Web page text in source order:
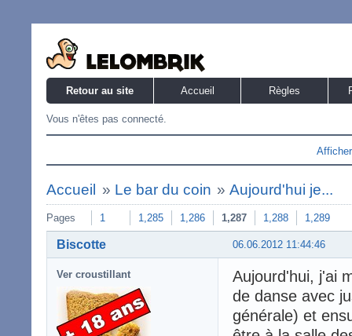
Retour au site Accueil Règles
Vous n'êtes pas connecté.
Accueil » Le bar du coin »Aujourd'hui je...
Pages 1 1,285 1,286 1,287 1,288 1,289
06.06.2012 11:44:46
Biscotte
Ver croustillant
Aujourd'hui, j'ai
de danse avec
générale) et